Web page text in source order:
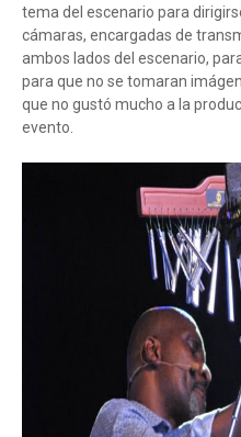
tema del escenario para
cámaras, encargadas de
ambos lados del escenario,
para que no se tomaran
que no gustó mucho a la
evento.